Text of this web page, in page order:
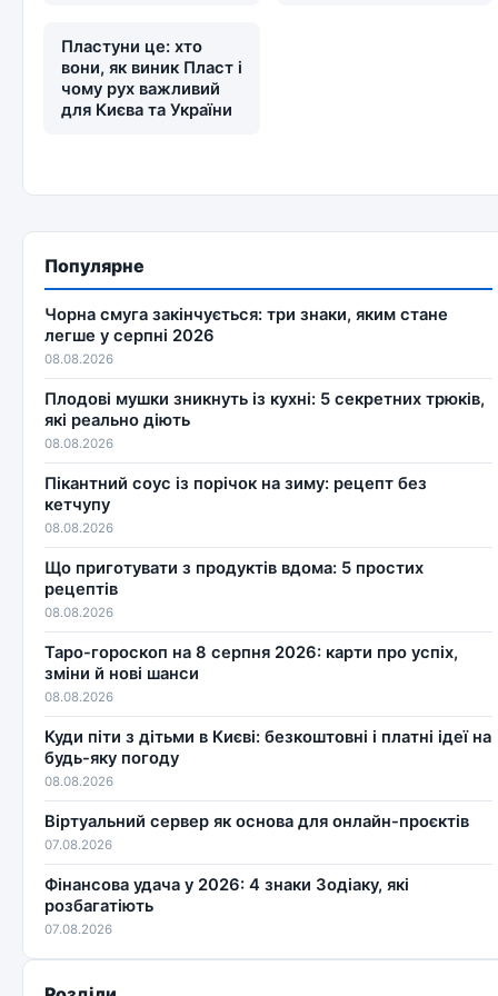
Пластуни це: хто
вони, як виник Пласт і
чому рух важливий
для Києва та України
Популярне
Чорна смуга закінчується: три знаки, яким стане
легше у серпні 2026
08.08.2026
Плодові мушки зникнуть із кухні: 5 секретних трюків,
які реально діють
08.08.2026
Пікантний соус із порічок на зиму: рецепт без
кетчупу
08.08.2026
Що приготувати з продуктів вдома: 5 простих
рецептів
08.08.2026
Таро-гороскоп на 8 серпня 2026: карти про успіх,
зміни й нові шанси
08.08.2026
Куди піти з дітьми в Києві: безкоштовні і платні ідеї на
будь-яку погоду
08.08.2026
Віртуальний сервер як основа для онлайн-проєктів
07.08.2026
Фінансова удача у 2026: 4 знаки Зодіаку, які
розбагатіють
07.08.2026